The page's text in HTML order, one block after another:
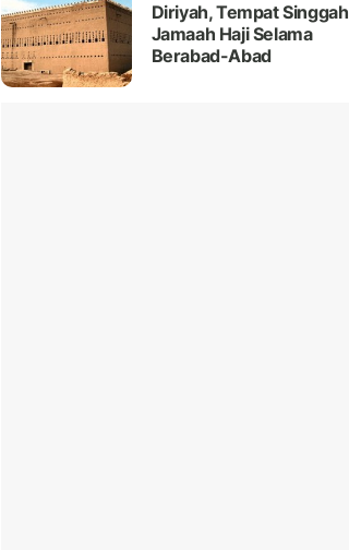
Diriyah, Tempat Singgah
Jamaah Haji Selama
Berabad-Abad